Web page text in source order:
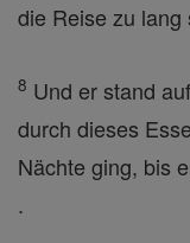
die Reise zu lang
8 Und er stand
durch dieses
Nächte ging, bis
.